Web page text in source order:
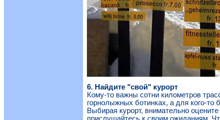
6. Найдите "свой" курорт
Кому-то важны сотни километров
горнолыжных ботинках, а для кого-то
Выбирая курорт, внимательно
прислушайтесь к своим ожиданиям.